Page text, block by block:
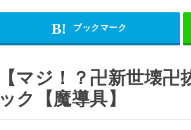
【マジ！？卍新世壊
ック【魔導具】